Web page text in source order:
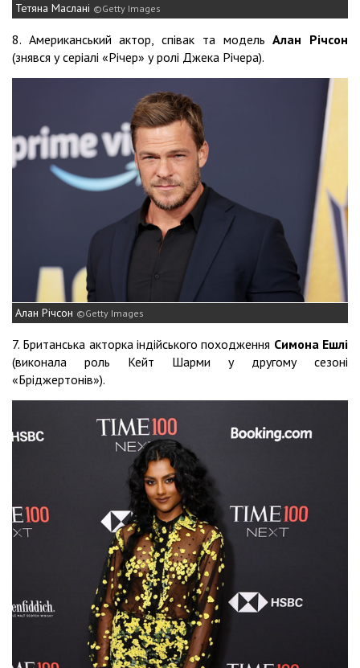
Тетяна Маслані Getty Images
8. Американський актор, співак та модельАлан Річсон
(знявся у серіалі «Річер» у ролі Джека Річера).
Алан Річсон Getty Images
7. Британська акторка індійського походження Симона Ешлі
(виконала роль Кейт Шарми у другому сезоні
«Бріджертонів»).